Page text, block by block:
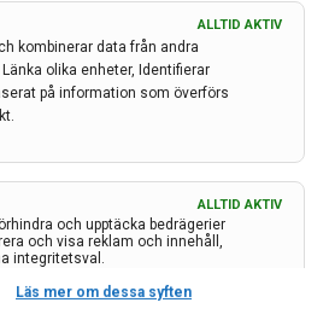
ALLTID AKTIV
kombinerar data från andra
olika enheter, Identifierar
på information som överförs
och upptäcka bedrägerier
och visa reklam och innehåll,
integritetsval.
ALLTID AKTIV
Läs mer om dessa syften
Hub